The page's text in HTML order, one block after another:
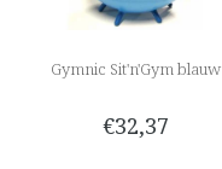
Gymnic Sit'n'Gym blauw
€32,37